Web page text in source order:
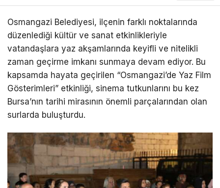
Osmangazi Belediyesi, ilçenin farklı noktalarında
düzenlediği kültür ve sanat etkinlikleriyle
vatandaşlara yaz akşamlarında keyifli ve nitelikli
zaman geçirme imkanı sunmaya devam ediyor. Bu
kapsamda hayata geçirilen “Osmangazi’de Yaz Film
Gösterimleri” etkinliği, sinema tutkunlarını bu kez
Bursa’nın tarihi mirasının önemli parçalarından olan
surlarda buluşturdu.